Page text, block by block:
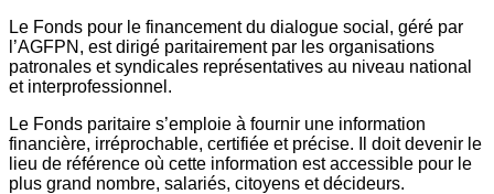
Le Fonds pour le financement du dialogue social, géré par
l’AGFPN, est dirigé paritairement par les organisations
patronales et syndicales représentatives au niveau national
et interprofessionnel.
Le Fonds paritaire s’emploie à fournir une information
financière, irréprochable, certifiée et précise. Il doit devenir le
lieu de référence où cette information est accessible pour le
plus grand nombre, salariés, citoyens et décideurs.